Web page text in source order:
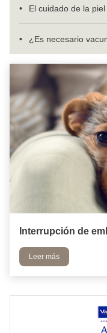
El cuidado de la
¿Es necesario
Interrupción de
Leer más